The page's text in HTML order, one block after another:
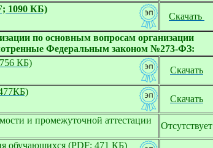
1090 КБ)
Скачать
по основным вопросам организации
Федеральным законом №273-ФЗ:
КБ)
Скачать
Скачать
и промежуточной аттестации
Отсутствует
обучающихся (PDF; 471 КБ)